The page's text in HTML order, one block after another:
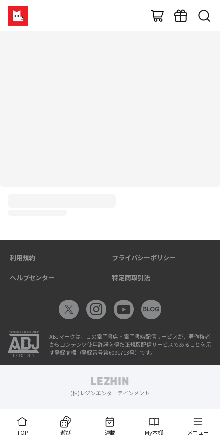
TOP 遊び 連載 My本棚 メニュー
利用規約 プライバシーポリシー
ヘルプセンター 特定商取引法
ABJマークは、この電子書店・電子書籍配信サービスが、著作権者
からコンテンツ使用許諾を得た正規版配信サービスであることを示
す登録商標（登録番号第6091713号）です。
(株)レジンエンターテインメント